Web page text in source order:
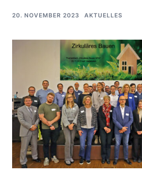
20. NOVEMBER 2023 AKTUELLES